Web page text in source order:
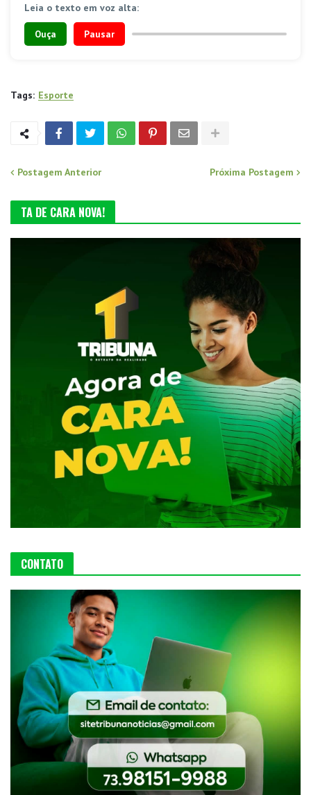
Leia o texto em voz alta:
Ouça Pausar
Tags: Esporte
Postagem Anterior Próxima Postagem
TA DE CARA NOVA!
CONTATO